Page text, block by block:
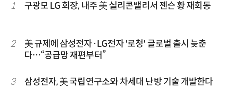
1 구광모 LG 회장, 내주 美 실리콘밸리서 젠슨 황 재회동
2
美 규제에 삼성전자·LG전자 '로청' 글로벌 출시 늦춘
다…“공급망 재편부터”
3 삼성전자, 美 국립연구소와 차세대 난방 기술 개발한다